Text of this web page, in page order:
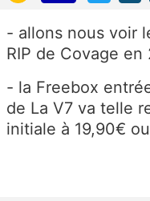
- allons nous voir
RIP de Covage en
- la Freebox
de La V7 va telle
initiale à 19,90€